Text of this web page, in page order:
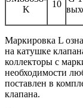
K
10
Маркировка L
на катушке
коллекторы с
необходимости
поставлен в
клапана.